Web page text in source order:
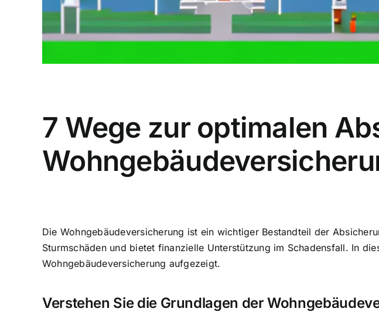
7 Wege zur optimalen
Die Wohngebäudeversicherung ist ein wichtiger Bestandteil der
Sturmschäden und bietet finanzielle Unterstützung im Schadensfall. In
Wohngebäudeversicherung aufgezeigt.
Verstehen Sie die Grundlagen der